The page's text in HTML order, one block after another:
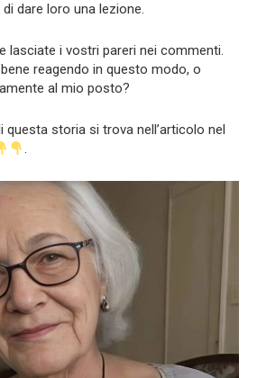
dare loro una lezione.
lasciate i vostri pareri nei commenti.
reagendo in questo modo, o
al mio posto?
questa storia si trova nell’articolo nel
.